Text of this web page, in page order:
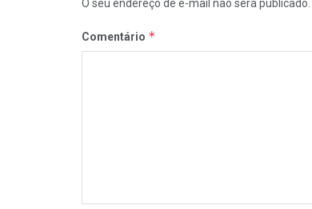
O seu endereço de e-mail não será publicado.
Comentário *